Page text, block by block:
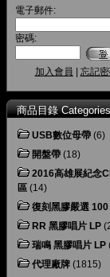
電子郵件:
密碼:
加入會員 忘記
商品目錄 Categories
USB數位母帶 (6)
開盤帶 (18)
2016高雄展紀念
區 (14)
復刻黑膠嚴選 100
RR 黑膠唱片 LP
瑞鳴 黑膠唱片 LP
代理廠牌 (1815)